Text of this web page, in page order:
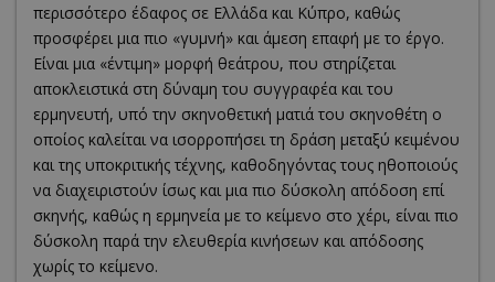
περισσότερο έδαφος σε Ελλάδα και Κύπρο, καθώς
προσφέρει μια πιο «γυμνή» και άμεση επαφή με το έργο.
Είναι μια «έντιμη» μορφή θεάτρου, που στηρίζεται
αποκλειστικά στη δύναμη του συγγραφέα και του
ερμηνευτή, υπό την σκηνοθετική ματιά του σκηνοθέτη ο
οποίος καλείται να ισορροπήσει τη δράση μεταξύ κειμένου
και της υποκριτικής τέχνης, καθοδηγόντας τους ηθοποιούς
να διαχειριστούν ίσως και μια πιο δύσκολη απόδοση επί
σκηνής, καθώς η ερμηνεία με το κείμενο στο χέρι, είναι πιο
δύσκολη παρά την ελευθερία κινήσεων και απόδοσης
χωρίς το κείμενο.